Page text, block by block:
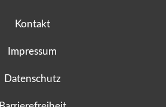
Kontakt
Impressum
Datenschutz